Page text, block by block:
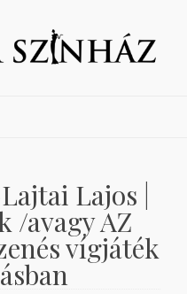
Lajos |
/avagy AZ
vígjáték